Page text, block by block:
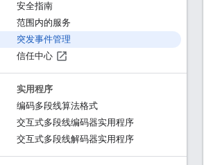
安全指南
范围内的服务
突发事件管理
信任中心
实用程序
编码多段线算法格式
交互式多段线编码器实用程序
交互式多段线解码器实用程序